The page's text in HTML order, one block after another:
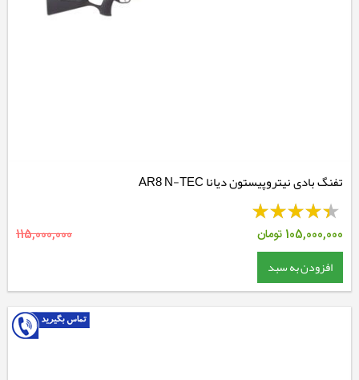
تفنگ بادی نیتروپیستون دیانا AR8 N-TEC
105,000,000 تومان 115,000,000
افزودن به سبد